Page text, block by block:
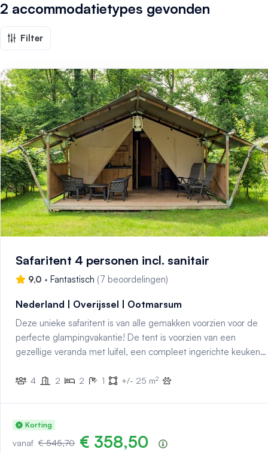
2 accommodatietypes gevonden
Filter
Safaritent 4 personen incl. sanitair
9,0 • Fantastisch (7 beoordelingen)
Nederland | Overijssel | Ootmarsum
Deze unieke safaritent is van alle gemakken voorzien voor de
perfecte glampingvakantie! De tent is voorzien van een
gezellige veranda met luifel, een compleet ingerichte keuken
voorzien van een eigen badkamer met douche, toilet en
4 2 2 1 +/- 25 m2
Korting
vanaf € 545,70 € 358,50